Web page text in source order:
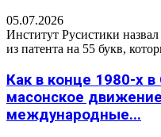
05.07.2026
Институт Русистики
из патента на 55 букв,
Как в конце 1980-х
масонское
международные...